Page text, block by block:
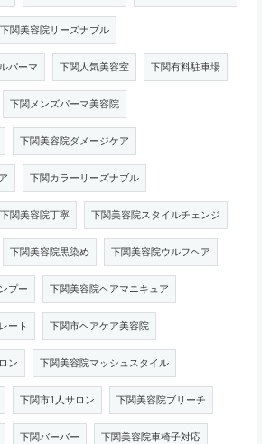
下関美容院リーズナブル
パーマ 下関人気美容室 下関有料駐車場
下関メンズパーマ美容院
下関美容院ダメージケア
下関カラーリーズナブル
下関美容院丁寧 下関美容院スタイルチェンジ
下関美容院黒染め 下関美容院ウルフヘア
プー 下関美容院ヘアマニキュア
ート 下関市ヘアケア美容院
ン 下関美容院マッシュスタイル
下関市1人サロン 下関美容院ブリーチ
下関バーバー 下関美容院車椅子対応